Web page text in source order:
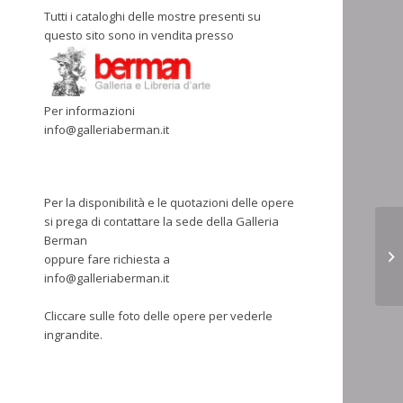
Tutti i cataloghi delle mostre presenti su
questo sito sono in vendita presso
Per informazioni
info@galleriaberman.it
Per la disponibilità e le quotazioni delle opere
si prega di contattare la sede della Galleria
Berman
oppure fare richiesta a
info@galleriaberman.it
Cliccare sulle foto delle opere per vederle
ingrandite.